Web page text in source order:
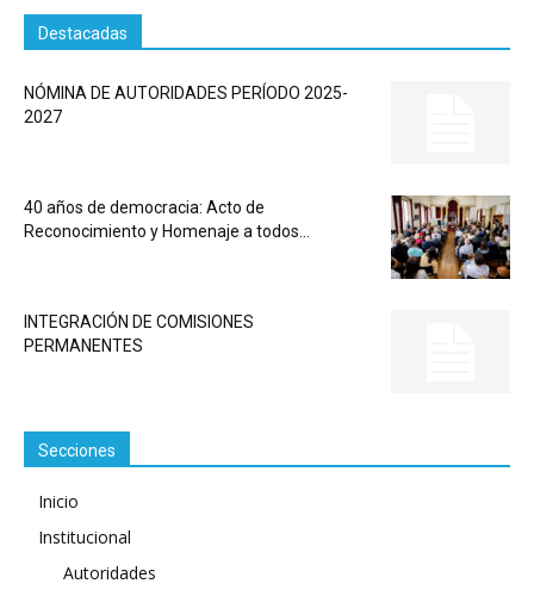
Destacadas
NÓMINA DE AUTORIDADES PERÍODO 2025-
2027
40 años de democracia: Acto de
Reconocimiento y Homenaje a todos...
INTEGRACIÓN DE COMISIONES
PERMANENTES
Secciones
Inicio
Institucional
Autoridades